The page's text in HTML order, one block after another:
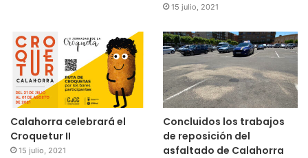
15 julio, 2021
Calahorra celebrará el
Croquetur II
15 julio, 2021
Concluidos los trabajos
de reposición del
asfaltado de Calahorra